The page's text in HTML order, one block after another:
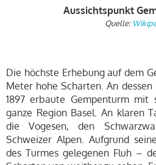
Aussichtspunkt
Quelle:
Die höchste Erhebung auf dem
Meter hohe Scharten. An
1897 erbaute Gempenturm mit
ganze Region Basel. An klaren
die Vogesen, den
Schweizer Alpen. Aufgrund
des Turmes gelegenen Fluh –